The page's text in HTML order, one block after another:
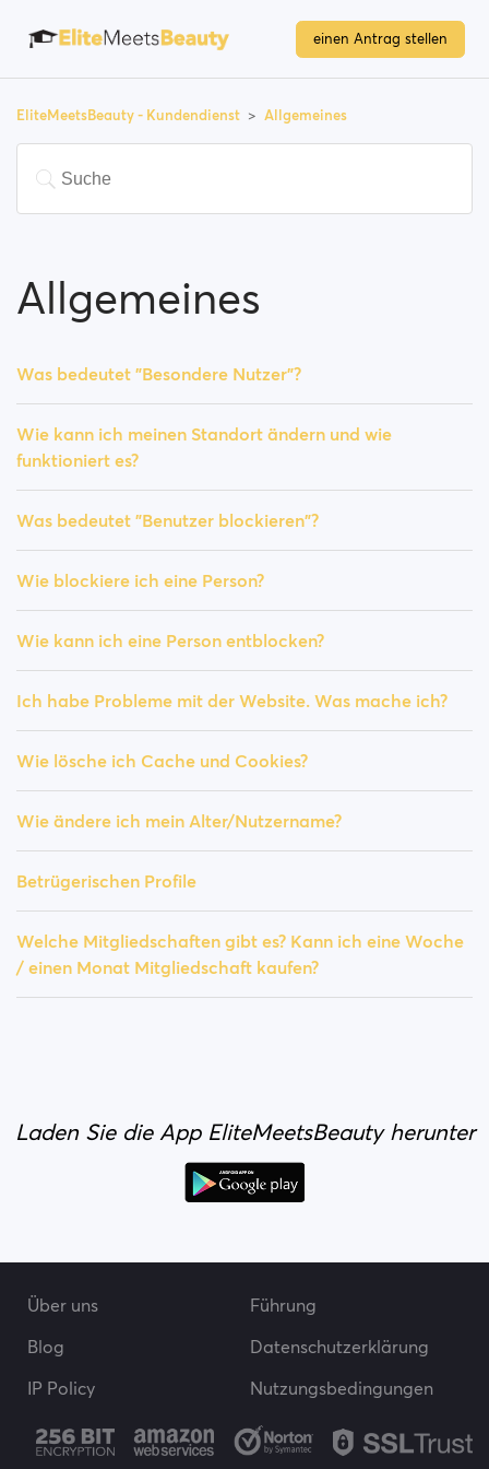
einen Antrag stellen
EliteMeetsBeauty - Kundendienst Allgemeines
Allgemeines
Was bedeutet "Besondere Nutzer"?
Wie kann ich meinen Standort ändern und wie
funktioniert es?
Was bedeutet "Benutzer blockieren"?
Wie blockiere ich eine Person?
Wie kann ich eine Person entblocken?
Ich habe Probleme mit der Website. Was mache ich?
Wie lösche ich Cache und Cookies?
Wie ändere ich mein Alter/Nutzername?
Betrügerischen Profile
Welche Mitgliedschaften gibt es? Kann ich eine Woche
/ einen Monat Mitgliedschaft kaufen?
Laden Sie die App EliteMeetsBeauty herunter
Über uns
Führung
Blog
Datenschutzerklärung
IP Policy
Nutzungsbedingungen